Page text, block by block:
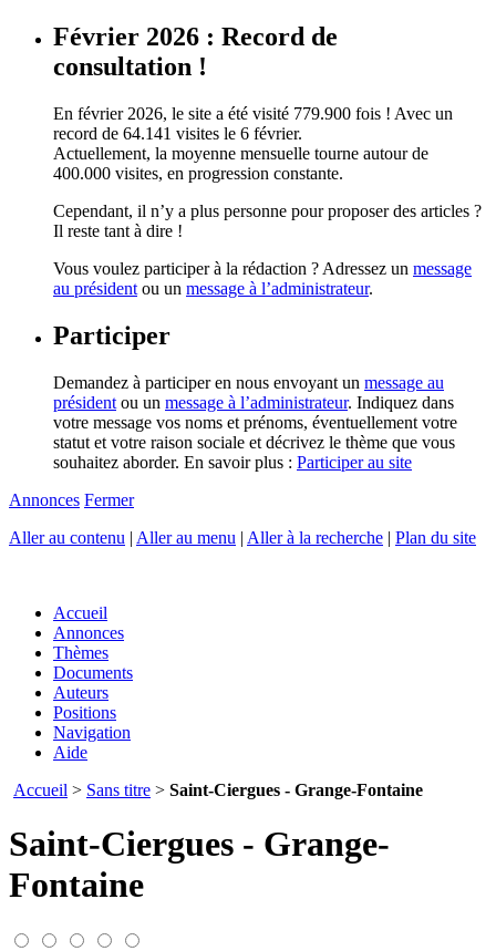
Février 2026 : Record de
consultation !
En février 2026, le site a été visité 779.900 fois ! Avec un
record de 64.141 visites le 6 février.
Actuellement, la moyenne mensuelle tourne autour de
400.000 visites, en progression constante.
Cependant, il n’y a plus personne pour proposer des articles ?
Il reste tant à dire !
Vous voulez participer à la rédaction ? Adressez un message
au président ou un message à l’administrateur.
Participer
Demandez à participer en nous envoyant un message au
président ou un message à l’administrateur. Indiquez dans
votre message vos noms et prénoms, éventuellement votre
statut et votre raison sociale et décrivez le thème que vous
souhaitez aborder. En savoir plus : Participer au site
Annonces Fermer
Aller au contenu | Aller au menu | Aller à la recherche | Plan du site
Accueil
Annonces
Thèmes
Documents
Auteurs
Positions
Navigation
Aide
Accueil > Sans titre > Saint-Ciergues - Grange-Fontaine
Saint-Ciergues - Grange-
Fontaine